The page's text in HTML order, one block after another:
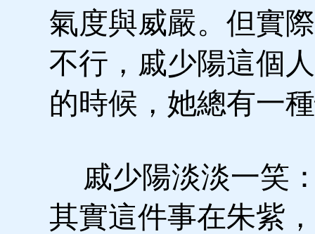
氣度與威嚴。但實
不行，戚少陽這個
的時候，她總有一
戚少陽淡淡一笑
其實這件事在朱紫